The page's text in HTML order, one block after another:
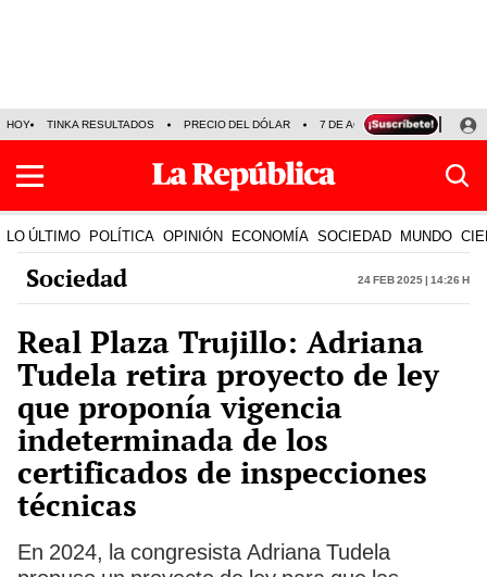
HOY TINKA RESULTADOS PRECIO DEL DÓLAR 7 DE AGOSTO OLLANTA
LO ÚLTIMO POLÍTICA OPINIÓN ECONOMÍA SOCIEDAD MUNDO
Sociedad 24 Feb 2025 | 14:26 h
Real Plaza Trujillo: Adriana
Tudela retira proyecto de ley
que proponía vigencia
indeterminada de los
certificados de inspecciones
técnicas
En 2024, la congresista Adriana Tudela